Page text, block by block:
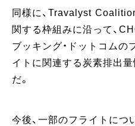
同様に、Travalyst
関する枠組みに沿って、
ブッキング・ドットコムの
イトに関連する炭素排出
だ。
今後、一部のフライトにつ